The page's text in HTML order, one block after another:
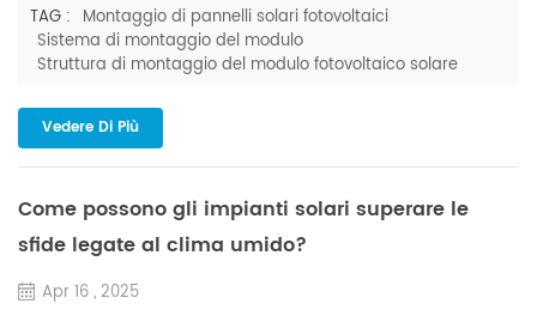
determinare l'efficienza complessiva, i costi e la
manutenzione di un progetto. Tra le varie opzioni,Msistemi di
montaggio dei modulistanno guadagnando popolarità
grazie ai loro vantaggi distintivi, che li rendono la scelta
preferita per mol...
TAG : Montaggio di pannelli solari fotovoltaici
Sistema di montaggio del modulo
Struttura di montaggio del modulo fotovoltaico solare
Vedere Di Più
Come possono gli impianti solari superare le
sfide legate al clima umido?
Apr 16 , 2025